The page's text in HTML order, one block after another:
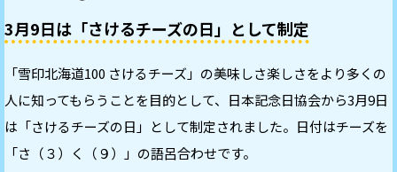
3月9日は「さけるチーズの日」として制定
「雪印北海道100 さけるチーズ」の美味しさ楽しさをより多くの
人に知ってもらうことを目的として、日本記念日協会から3月9日
は「さけるチーズの日」として制定されました。日付はチーズを
「さ（３）く（９）」の語呂合わせです。